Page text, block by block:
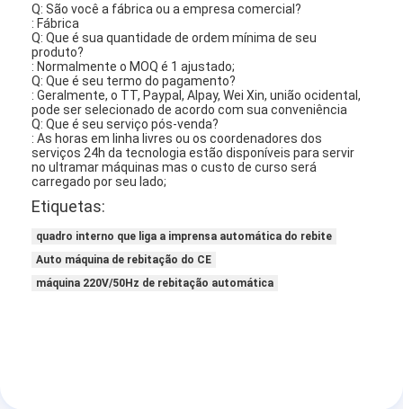
Para casa
Produtos
Vídeos
Visita à fábrica
Q: São você a fábrica ou a empresa comercial?
: Fábrica
Q: Que é sua quantidade de ordem mínima de seu
produto?
: Normalmente o MOQ é 1 ajustado;
Q: Que é seu termo do pagamento?
: Geralmente, o TT, Paypal, Alpay, Wei Xin, união ocidental,
pode ser selecionado de acordo com sua conveniência
Q: Que é seu serviço pós-venda?
: As horas em linha livres ou os coordenadores dos
serviços 24h da tecnologia estão disponíveis para servir
no ultramar máquinas mas o custo de curso será
carregado por seu lado;
Etiquetas:
quadro interno que liga a imprensa automática do rebite
Auto máquina de rebitação do CE
máquina 220V/50Hz de rebitação automática